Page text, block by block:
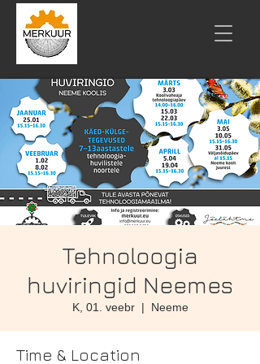
Tehnoloogia
huviringid Neemes
K, 01. veebr
  |
Neeme
Time & Location